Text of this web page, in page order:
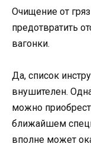
Очищение от
предотвратить
вагонки.
Да, список
внушителен.
можно
ближайшем
вполне может